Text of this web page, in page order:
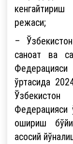
режаси;
–
саноат ва
ўртасида
Федерацияси
ошириш
асосий